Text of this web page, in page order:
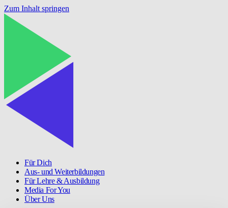
Zum Inhalt springen
Für Dich
Aus- und Weiterbildungen
Für Lehre & Ausbildung
Media For You
Über Uns